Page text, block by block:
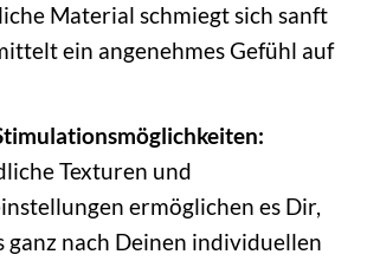
Material schmiegt sich sanft
ein angenehmes Gefühl auf
Texturen und
ermöglichen es Dir,
ganz nach Deinen individuellen